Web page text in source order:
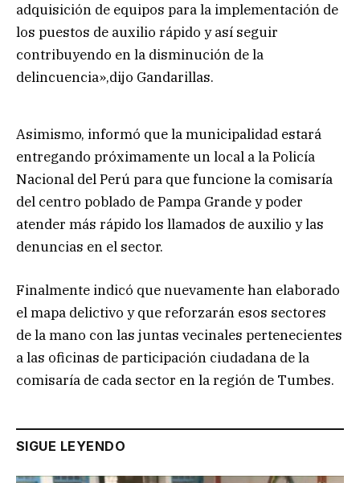
adquisición de equipos para la implementación de
los puestos de auxilio rápido y así seguir
contribuyendo en la disminución de la
delincuencia»,dijo Gandarillas.
Asimismo, informó que la municipalidad estará
entregando próximamente un local a la Policía
Nacional del Perú para que funcione la comisaría
del centro poblado de Pampa Grande y poder
atender más rápido los llamados de auxilio y las
denuncias en el sector.
Finalmente indicó que nuevamente han elaborado
el mapa delictivo y que reforzarán esos sectores
de la mano con las juntas vecinales pertenecientes
a las oficinas de participación ciudadana de la
comisaría de cada sector en la región de Tumbes.
SIGUE LEYENDO